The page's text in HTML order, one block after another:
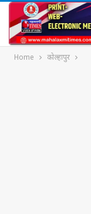
Home कोल्हापुर